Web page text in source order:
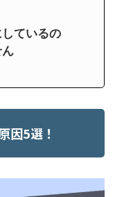
ているの
因5選！